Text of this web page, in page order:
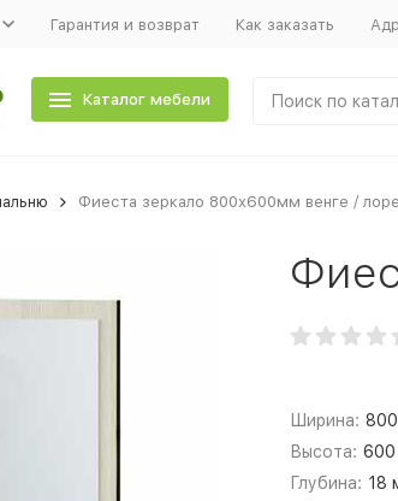
Гарантия и возврат Как заказать
Каталог мебели
Фиеста зеркало 800х600мм венге /
Ширина:
Высота:
Глубина: 18